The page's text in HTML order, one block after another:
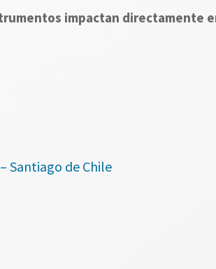
impactan directamente
Santiago de Chile